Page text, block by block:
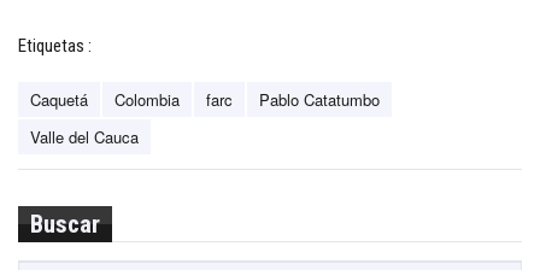
Etiquetas :
Caquetá Colombia farc
Pablo Catatumbo
Valle del Cauca
Buscar